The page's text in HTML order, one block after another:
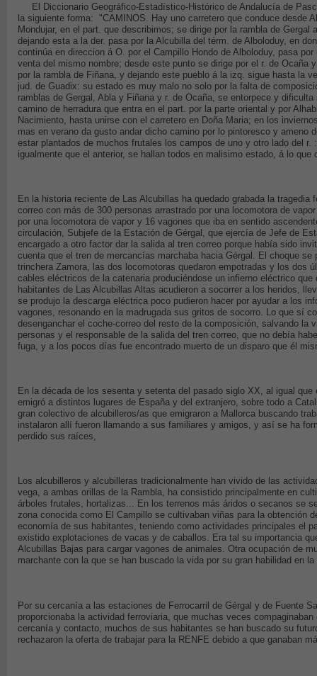
El Diccionario Geográfico-Estadístico-Histórico de Andalucía de
la siguiente forma: "CAMINOS. Hay uno carretero que conduce desde
Mondujar, en el part. que describimos; se dirige por la rambla de
dejando esta a la der. pasa por la Alcubilla del térm. de Alboloduy, en
continúa en direccion á O. por el Campillo Hondo de Alboloduy, pasa
venta del mismo nombre; desde este punto se dirige por el r. de Ocaña
por la rambla de Fiñana, y dejando este pueblo á la izq. sigue hasta la
jud. de Guadix: su estado es muy malo no solo por la falta de
ramblas de Gergal, Abla y Fiñana y r. de Ocaña, se entorpece y
camino de herradura que entra en el part. por la parte oriental y por
Nacimiento, hasta unirse con el carretero en Doña Maria; en los
mas en verano da gusto andar dicho camino por lo pintoresco y ameno
estar plantados de muchos frutales los campos de uno y otro lado del
igualmente que el anterior, se hallan todos en malisimo estado, á lo
En la historia reciente de Las Alcubillas ha quedado grabada la
correo con más de 300 personas arrastrado por una locomotora de
por una locomotora de vapor y 16 vagones que iba en sentido
circulación, Subjefe de la Estación de Gérgal, que ejercía de Jefe de
encargado a otro factor dar la salida al tren correo porque había sido
cuenta que el tren de mercancías marchaba hacia Gérgal. El choque
trinchera Zamora, las dos locomotoras quedaron empotradas y los dos
cables eléctricos de la catenaria produciéndose un infierno eléctrico
habitantes de Las Alcubillas Altas acudieron a socorrer a los heridos,
se produjo la descarga eléctrica poco pudieron hacer por ayudar a los
vagones, resonando en la madrugada sus gritos de socorro. Lo que sí
desenganchar el coche-correo del resto de la composición, salvando la
personas y el responsable de la salida del tren correo, que no debía
fuga, y a los pocos días fue encontrado muerto de un disparo que él
En la década de los sesenta y setenta del pasado siglo XX, al igual
emigró a distintos lugares de España y del extranjero, sobre todo a
gran colectivo de alcubilleros/as que emigraron a Mallorca buscando
instalaron allí fueron llamando a sus familiares y amigos, y así se ha
perdido sus raíces,
Los alcubilleros y alcubilleras tradicionalmente han vivido de las
vega, a ambas orillas de la Rambla, ha consistido principalmente en
árboles frutales, hortalizas... En los terrenos más áridos o secanos se
zona conocida como El Campillo se cultivaban viñas para la obtención
economía de sus habitantes, teniendo como actividades principales el
existido explotaciones de vacas y de caballos. Era tal su importancia
Alcubillas Bajas para cargar vagones de animales. Otra ocupación de
marchante con la que se han buscado la vida por su gran habilidad en
Por su cercanía a las estaciones de Ferrocarril de Gérgal y de Fuente
proporcionaba la actividad ferroviaria, que muchas veces
cercanía y contacto, muchos de sus habitantes se han buscado su
rechazaron la oferta de trabajar para la RENFE debido a que ganaban